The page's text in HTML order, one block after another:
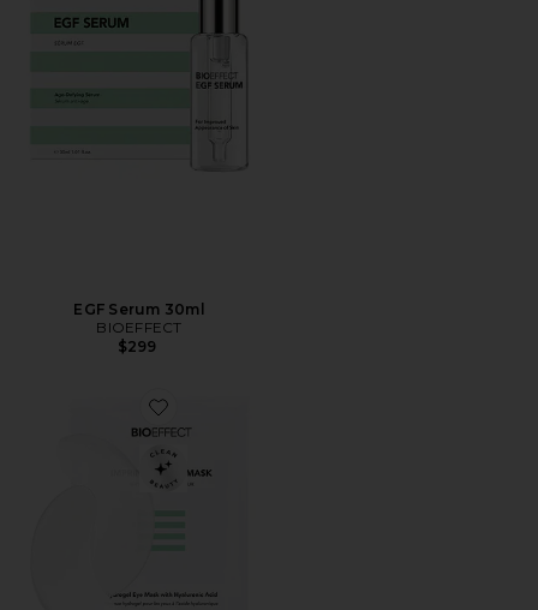
EGF Serum 30ml
BIOEFFECT
$299
Favorite MÁSCARA PARA OS OLHOS COM